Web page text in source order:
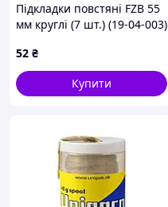
Підкладки повстяні FZB 55
мм круглі (7 шт.) (19-04-003)
52 ₴
Купити